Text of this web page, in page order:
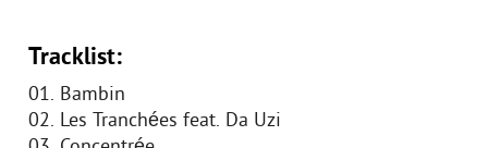
Tracklist:
01. Bambin
02. Les Tranchées feat. Da Uzi